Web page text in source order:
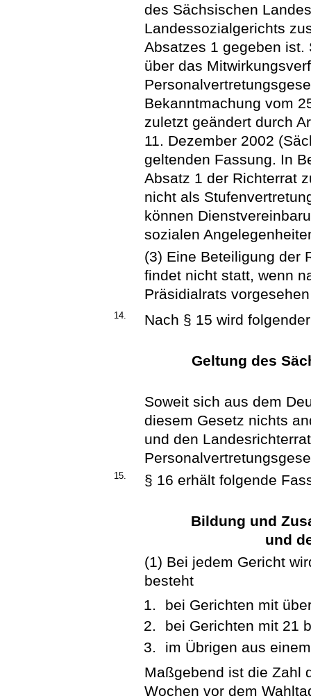
des Sächsischen
Landessozialgerichts
Absatzes 1 gegeben
über das
Bekanntmachung vom
zuletzt geändert durch
11. Dezember 2002
geltenden Fassung. In
Absatz 1 der Richterrat
nicht als
können
sozialen
(3) Eine Beteiligung der
findet nicht statt, wenn
Präsidialrats vorgesehen
14. Nach § 15 wird
Geltung des
Soweit sich aus dem
diesem Gesetz nichts
und den
15. § 16 erhält folgende
Bildung und
und
(1) Bei jedem Gericht
besteht
bei Gerichten mit
bei Gerichten mit 21
im Übrigen aus
Maßgebend ist die Zahl
Wochen vor dem